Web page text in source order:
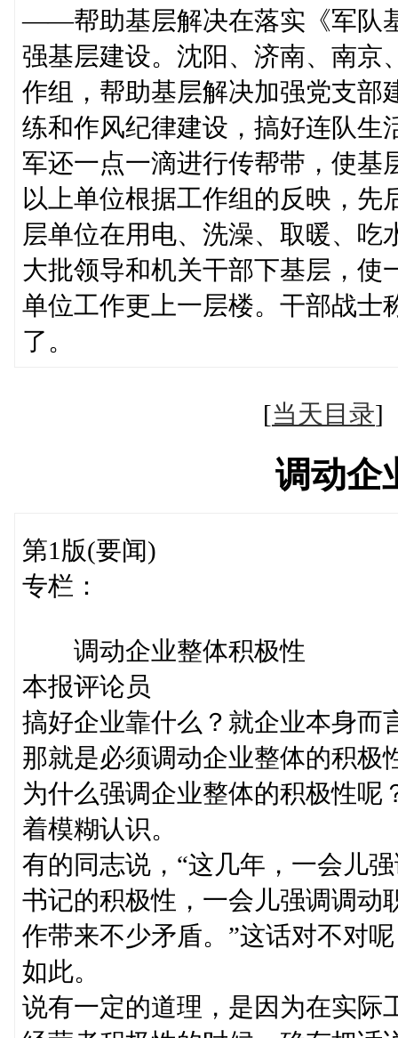
——帮助基层解决在落实《军队
强基层建设。沈阳、济南、南京
作组，帮助基层解决加强党支部
练和作风纪律建设，搞好连队生
军还一点一滴进行传帮带，使基
以上单位根据工作组的反映，
层单位在用电、洗澡、取暖、吃
大批领导和机关干部下基层，使
单位工作更上一层楼。干部战士
了。
[当天目录
调动企
第1版(要闻)
专栏：
调动企业整体积极性
本报评论员
搞好企业靠什么？就企业本身而
那就是必须调动企业整体的积极
为什么强调企业整体的积极性呢
着模糊认识。
有的同志说，“这几年，一会儿
书记的积极性，一会儿强调调动
作带来不少矛盾。”这话对不对
如此。
说有一定的道理，是因为在实际